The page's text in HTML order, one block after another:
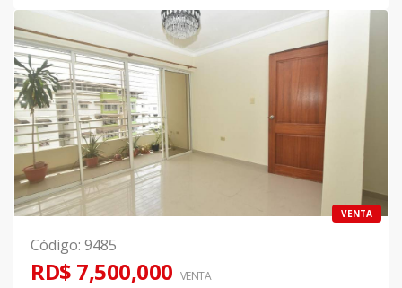
VENTA
Código: 9485
RD$ 7,500,000 VENTA